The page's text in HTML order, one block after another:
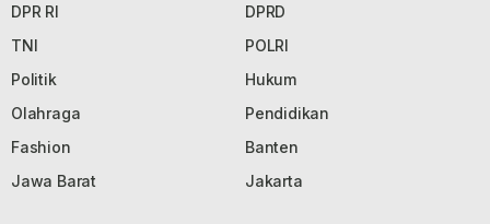
DPR RI
DPRD
TNI
POLRI
Politik
Hukum
Olahraga
Pendidikan
Fashion
Banten
Jawa Barat
Jakarta